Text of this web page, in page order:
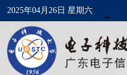
2025年04月26日 星期六